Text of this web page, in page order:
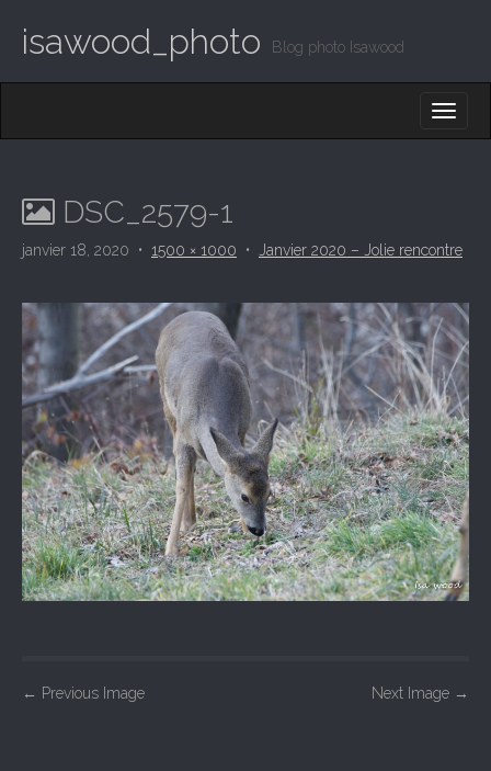
isawood_photo Blog photo Isawood
N
M
E
U
O
C
N
E
N
T
DSC_2579-1
janvier 18, 2020 • 1500 × 1000 • Janvier 2020 – Jolie rencontre
P
← Previous Image Next Image →